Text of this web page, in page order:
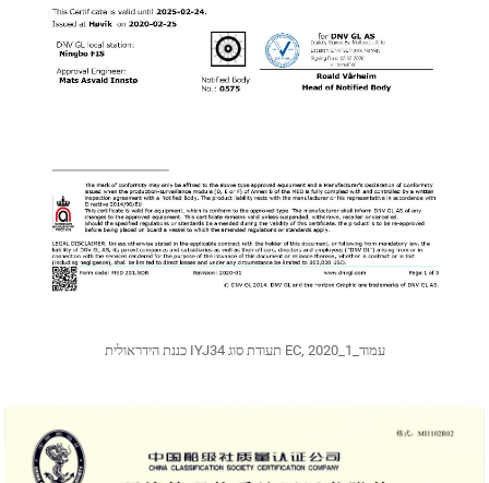
כננת הידראולית IYJ34 תעודת סוג EC, 2020_עמוד_1